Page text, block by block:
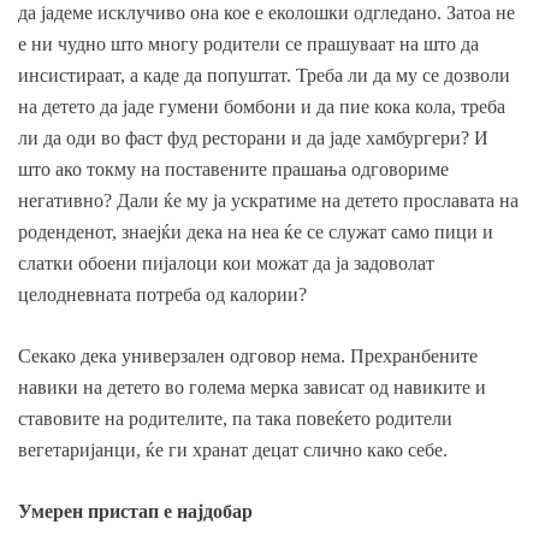
да јадеме исклучиво она кое е еколошки одгледано. Затоа не
е ни чудно што многу родители се прашуваат на што да
инсистираат, а каде да попуштат. Треба ли да му се дозволи
на детето да јаде гумени бомбони и да пие кока кола, треба
ли да оди во фаст фуд ресторани и да јаде хамбургери? И
што ако токму на поставените прашања одговориме
негативно? Дали ќе му ја ускратиме на детето прославата на
роденденот, знаејќи дека на неа ќе се служат само пици и
слатки обоени пијалоци кои можат да ја задоволат
целодневната потреба од калории?
Секако дека универзален одговор нема. Прехранбените
навики на детето во голема мерка зависат од навиките и
ставовите на родителите, па така повеќето родители
вегетаријанци, ќе ги хранат децат слично како себе.
Умерен пристап е најдобар